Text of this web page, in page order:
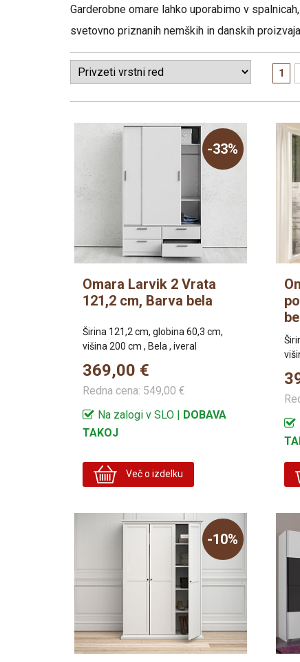
Poličniki
Omare
Garderobne omare lahko uporabimo v
svetovno priznanih nemških in danskih
1
-33%
Omara Larvik 2 Vrata
121,2 cm, Barva bela
Širina 121,2 cm, globina 60,3 cm,
višina 200 cm , Bela , iveral
369,00 €
Redna cena: 549,00 €
Na zalogi v SLO | DOBAVA
TAKOJ
Več o izdelku
-10%